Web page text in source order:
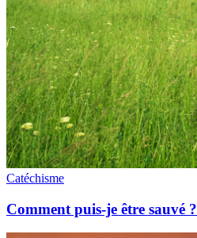
Catéchisme
Comment puis-je être sauvé ?